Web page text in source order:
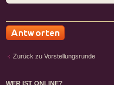
Zurück zu Vorstellungsrunde
WER IST ONLINE?